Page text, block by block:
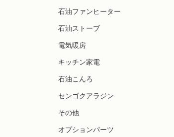
石油ファンヒーター
石油ストーブ
電気暖房
キッチン家電
石油こんろ
センゴクアラジン
その他
オプションパーツ